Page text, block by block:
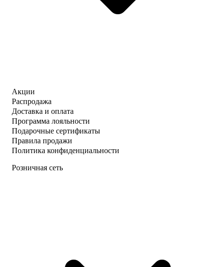
Акции
Распродажа
Доставка и оплата
Программа лояльности
Подарочные сертификаты
Правила продажи
Политика конфиденциальности
Розничная сеть